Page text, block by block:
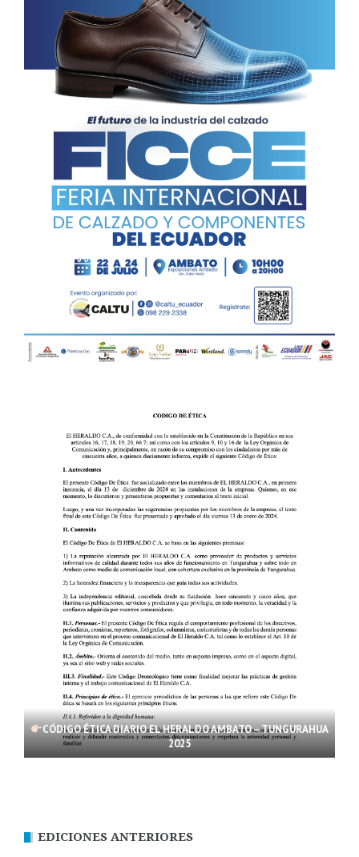
CÓDIGO ÉTICA DIARIO EL HERALDO AMBATO – TUNGURAHUA
2025
EDICIONES ANTERIORES